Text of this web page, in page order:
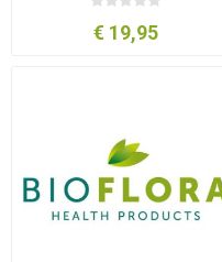
€ 19,95